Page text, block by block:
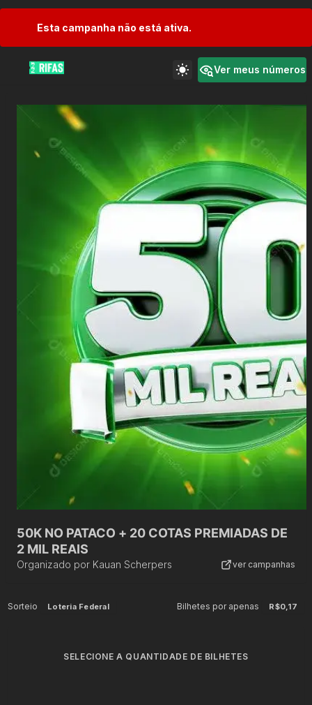
Esta campanha não está ativa.
Ver meus números
50K NO PATACO + 20 COTAS PREMIADAS DE
2 MIL REAIS
Organizado por Kauan Scherpers ver campanhas
Sorteio Loteria Federal Bilhetes por apenas R$0,17
SELECIONE A QUANTIDADE DE BILHETES